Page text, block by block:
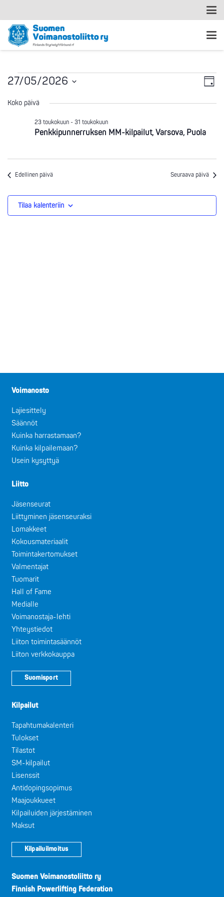
Tapahtumat
for
27.5.2026
Päivä
27/05/2026
päivä.
Koko päivä
Penkkipunnerruksen MM-kilpailut, Varsova, Puola
23 toukokuun - 31 toukokuun
Edellinen päivä Seuraava päivä
Tilaa kalenteriin
Voimanosto
Lajiesittely
Säännöt
Kuinka harrastamaan?
Kuinka kilpailemaan?
Usein kysyttyä
Liitto
Jäsenseurat
Liittyminen jäsenseuraksi
Lomakkeet
Kokousmateriaalit
Toimintakertomukset
Valmentajat
Tuomarit
Hall of Fame
Medialle
Voimanostaja-lehti
Yhteystiedot
Liiton toimintasäännöt
Liiton verkkokauppa
Suomisport
Kilpailut
Tapahtumakalenteri
Tulokset
Tilastot
SM-kilpailut
Lisenssit
Antidopingsopimus
Maajoukkueet
Kilpailuiden järjestäminen
Maksut
Kilpailuilmoitus
Suomen Voimanostoliitto ry
Finnish Powerlifting Federation